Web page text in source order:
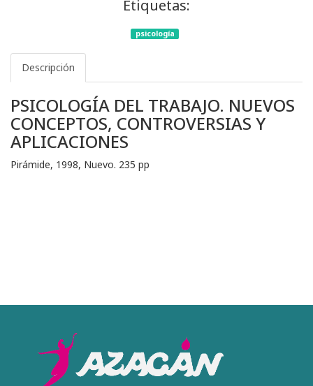
Etiquetas:
psicología
Descripción
PSICOLOGÍA DEL TRABAJO. NUEVOS
CONCEPTOS, CONTROVERSIAS Y
APLICACIONES
Pirámide, 1998, Nuevo. 235 pp